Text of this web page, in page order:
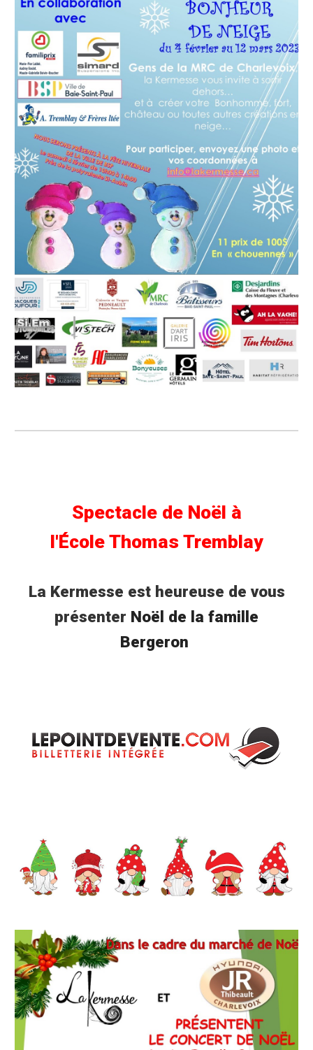
Spectacle de Noël à
l'École Thomas Tremblay
La Kermesse est heureuse de vous
présenter Noël de la famille
Bergeron